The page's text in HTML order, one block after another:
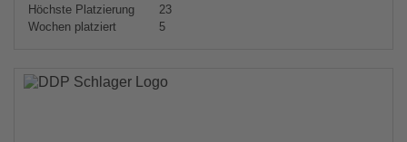
Höchste Platzierung
23
Wochen platziert
5